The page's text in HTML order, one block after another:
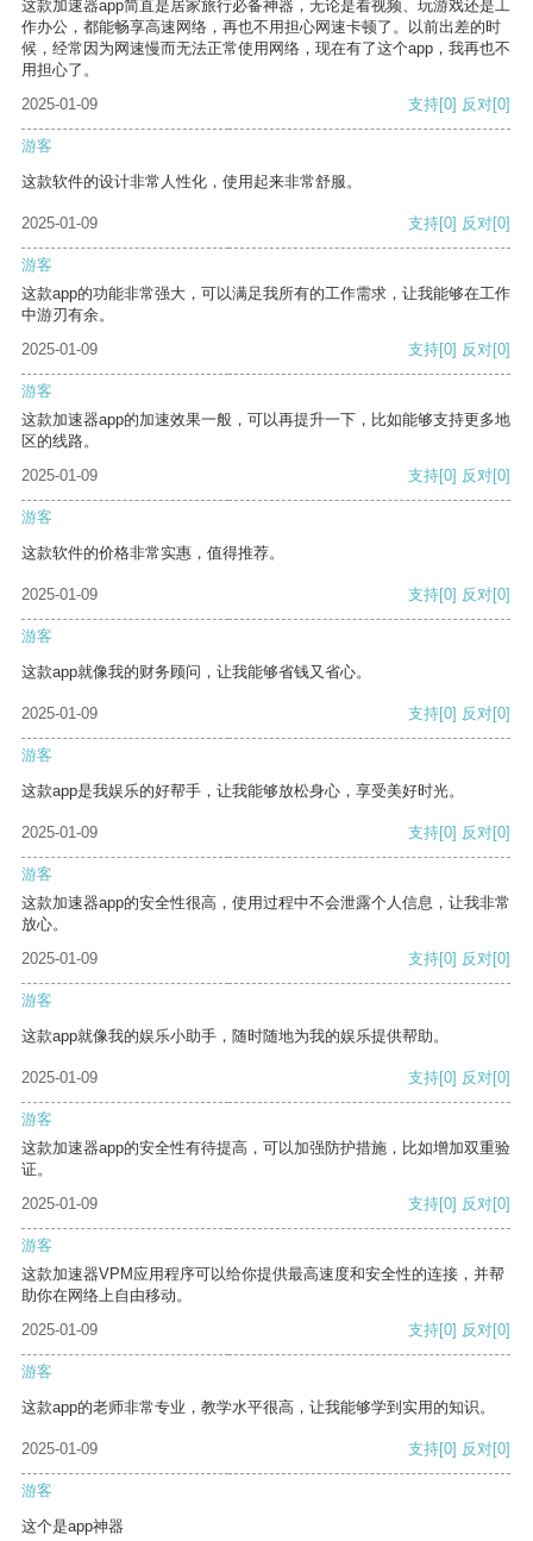
这款加速器app简直是居家旅行必备神器，无论是看视频、玩游戏还是工
作办公，都能畅享高速网络，再也不用担心网速卡顿了。以前出差的时
候，经常因为网速慢而无法正常使用网络，现在有了这个app，我再也不
用担心了。
2025-01-09
支持[0] 反对[0]
游客
这款软件的设计非常人性化，使用起来非常舒服。
2025-01-09 支持[0] 反对[0]
游客
这款app的功能非常强大，可以满足我所有的工作需求，让我能够在工作
中游刃有余。
2025-01-09
支持[0] 反对[0]
游客
这款加速器app的加速效果一般，可以再提升一下，比如能够支持更多地
区的线路。
2025-01-09
支持[0] 反对[0]
游客
这款软件的价格非常实惠，值得推荐。
2025-01-09 支持[0] 反对[0]
游客
这款app就像我的财务顾问，让我能够省钱又省心。
2025-01-09 支持[0] 反对[0]
游客
这款app是我娱乐的好帮手，让我能够放松身心，享受美好时光。
2025-01-09 支持[0] 反对[0]
游客
这款加速器app的安全性很高，使用过程中不会泄露个人信息，让我非常
放心。
2025-01-09
支持[0] 反对[0]
游客
这款app就像我的娱乐小助手，随时随地为我的娱乐提供帮助。
2025-01-09 支持[0] 反对[0]
游客
这款加速器app的安全性有待提高，可以加强防护措施，比如增加双重验
证。
2025-01-09
支持[0] 反对[0]
游客
这款加速器VPM应用程序可以给你提供最高速度和安全性的连接，并帮
助你在网络上自由移动。
2025-01-09
支持[0] 反对[0]
游客
这款app的老师非常专业，教学水平很高，让我能够学到实用的知识。
2025-01-09 支持[0] 反对[0]
游客
这个是app神器